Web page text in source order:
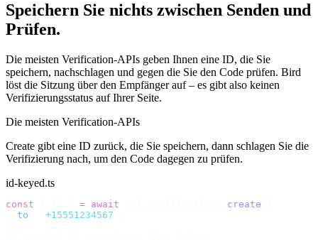
Speichern Sie nichts zwischen Senden und
Prüfen.
Die meisten Verification-APIs geben Ihnen eine ID, die Sie
speichern, nachschlagen und gegen die Sie den Code prüfen. Bird
löst die Sitzung über den Empfänger auf – es gibt also keinen
Verifizierungsstatus auf Ihrer Seite.
Die meisten Verification-APIs
Create gibt eine ID zurück, die Sie speichern, dann schlagen Sie die
Verifizierung nach, um den Code dagegen zu prüfen.
id-keyed.ts
const = await create
  to
+15551234567